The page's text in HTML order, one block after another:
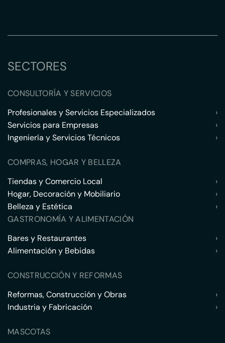
SECTORES
CONSULTORÍA Y SERVICIOS
Profesionales y Servicios Especializados
›
Servicios para Empresas
›
Ingeniería y Servicios Técnicos
›
COMPRAS, HOGAR Y BELLEZA
Tiendas y Comercio Local
›
Hogar, Decoración y Mobiliario
›
Belleza y Estética
›
GASTRONOMÍA Y ALIMENTACIÓN
Bares y Restaurantes
›
Alimentación y Bebidas
›
CONSTRUCCIÓN Y REFORMAS
Reformas, Construcción y Obras
›
Industria y Fabricación
›
MASCOTAS